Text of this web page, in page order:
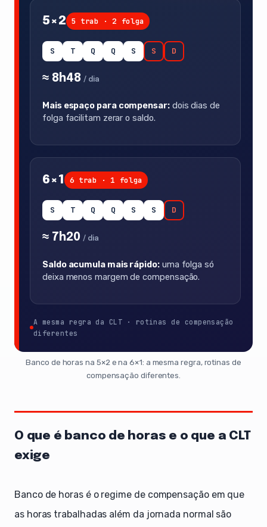
5×2 5 trab · 2 folga
S T Q Q S S D
≈ 8h48/ dia
Mais espaço para compensar:dois dias de
folga facilitam zerar o saldo.
6×1 6 trab · 1 folga
S T Q Q S S D
≈ 7h20/ dia
Saldo acumula mais rápido:uma folga só
deixa menos margem de compensação.
A mesma regra da CLT · rotinas de compensação
diferentes
Banco de horas na 5×2 e na 6×1: a mesma regra, rotinas de
compensação diferentes.
O que é banco de horas e o que a CLT
exige
Banco de horas é o regime de compensação em que
as horas trabalhadas além da jornada normal são